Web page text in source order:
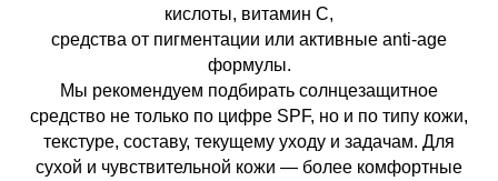
кислоты, витамин C,
средства от пигментации или активные anti-age
формулы.
Мы рекомендуем подбирать солнцезащитное
средство не только по цифре SPF, но и по типу кожи,
текстуре, составу, текущему уходу и задачам. Для
сухой и чувствительной кожи — более комфортные